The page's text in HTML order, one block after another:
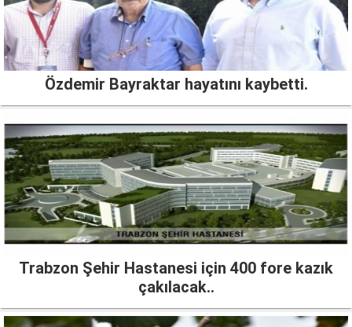
Özdemir Bayraktar hayatını kaybetti.
Trabzon Şehir Hastanesi için 400 fore kazık
çakılacak..